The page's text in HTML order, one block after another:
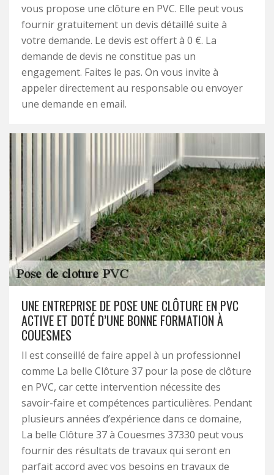
vous propose une clôture en PVC. Elle peut vous
fournir gratuitement un devis détaillé suite à
votre demande. Le devis est offert à 0 €. La
demande de devis ne constitue pas un
engagement. Faites le pas. On vous invite à
appeler directement au responsable ou envoyer
une demande en email.
UNE ENTREPRISE DE POSE UNE CLÔTURE EN PVC
ACTIVE ET DOTÉ D’UNE BONNE FORMATION À
COUESMES
Il est conseillé de faire appel à un professionnel
comme La belle Clôture 37 pour la pose de clôture
en PVC, car cette intervention nécessite des
savoir-faire et compétences particulières. Pendant
plusieurs années d’expérience dans ce domaine,
La belle Clôture 37 à Couesmes 37330 peut vous
fournir des résultats de travaux qui seront en
parfait accord avec vos besoins en travaux de